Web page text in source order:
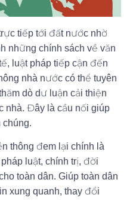
tiếp tới đất nước nhờ
những chính sách về văn
luật pháp tiếp cận đến
nhà nước có thể tuyên
dò dư luận cải thiện
nhà. Đây là cầu nối giúp
thông đem lại chính là
luật, chính trị, đời
toàn dân. Giúp toàn dân
xung quanh, thay đổi